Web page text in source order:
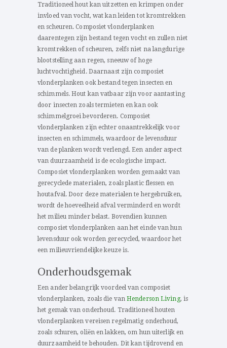
Traditioneel hout kan uitzetten en krimpen onder
invloed van vocht, wat kan leiden tot kromtrekken
en scheuren. Composiet vlonderplanken
daarentegen zijn bestand tegen vocht en zullen niet
kromtrekken of scheuren, zelfs niet na langdurige
blootstelling aan regen, sneeuw of hoge
luchtvochtigheid. Daarnaast zijn composiet
vlonderplanken ook bestand tegen insecten en
schimmels. Hout kan vatbaar zijn voor aantasting
door insecten zoals termieten en kan ook
schimmelgroei bevorderen. Composiet
vlonderplanken zijn echter onaantrekkelijk voor
insecten en schimmels, waardoor de levensduur
van de planken wordt verlengd. Een ander aspect
van duurzaamheid is de ecologische impact.
Composiet vlonderplanken worden gemaakt van
gerecyclede materialen, zoals plastic flessen en
houtafval. Door deze materialen te hergebruiken,
wordt de hoeveelheid afval verminderd en wordt
het milieu minder belast. Bovendien kunnen
composiet vlonderplanken aan het einde van hun
levensduur ook worden gerecycled, waardoor het
een milieuvriendelijke keuze is.
Onderhoudsgemak
Een ander belangrijk voordeel van composiet
vlonderplanken, zoals die vanHenderson Living, is
het gemak van onderhoud. Traditioneel houten
vlonderplanken vereisen regelmatig onderhoud,
zoals schuren, oliën en lakken, om hun uiterlijk en
duurzaamheid te behouden. Dit kan tijdrovend en